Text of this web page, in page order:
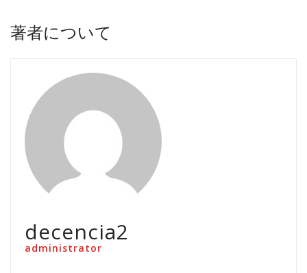
著者について
decencia2
administrator